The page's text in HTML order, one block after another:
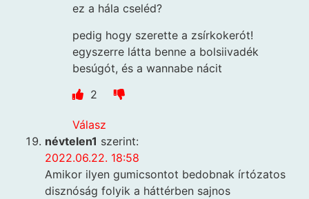
ez a hála cseléd?
pedig hogy szerette a zsírkokerót!
egyszerre látta benne a bolsiivadék
besúgót, és a wannabe nácit
2
Válasz
névtelen1 szerint:
2022.06.22. 18:58
Amikor ilyen gumicsontot bedobnak írtózatos
disznóság folyik a háttérben sajnos